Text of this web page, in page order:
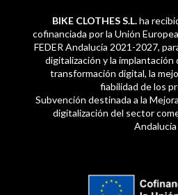
BIKE CLOTHES S.L.ha
cofinanciada por la Unión
FEDER Andalucía 2021-2027,
digitalización y la implantación
transformación digital, la
fiabilidad de los
Subvención destinada a la
digitalización del sector
Andalucía